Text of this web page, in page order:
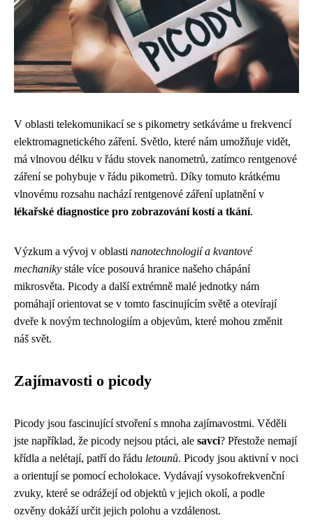
V oblasti telekomunikací se s pikometry setkáváme u frekvencí
elektromagnetického záření. Světlo, které nám umožňuje vidět,
má vlnovou délku v řádu stovek nanometrů, zatímco rentgenové
záření se pohybuje v řádu pikometrů. Díky tomuto krátkému
vlnovému rozsahu nachází rentgenové záření uplatnění v
lékařské diagnostice pro zobrazování kostí a tkání.
Výzkum a vývoj v oblasti nanotechnologií a kvantové
mechaniky stále více posouvá hranice našeho chápání
mikrosvěta. Picody a další extrémně malé jednotky nám
pomáhají orientovat se v tomto fascinujícím světě a otevírají
dveře k novým technologiím a objevům, které mohou změnit
náš svět.
Zajímavosti o picody
Picody jsou fascinující stvoření s mnoha zajímavostmi. Věděli
jste například, že picody nejsou ptáci, ale savci? Přestože nemají
křídla a nelétají, patří do řádu letounů. Picody jsou aktivní v noci
a orientují se pomocí echolokace. Vydávají vysokofrekvenční
zvuky, které se odrážejí od objektů v jejich okolí, a podle
ozvěny dokáží určit jejich polohu a vzdálenost.